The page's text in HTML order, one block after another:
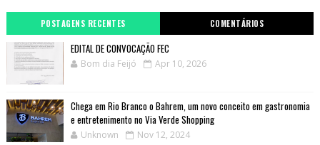
POSTAGENS RECENTES COMENTÁRIOS
EDITAL DE CONVOCAÇÃO FEC
Bom dia Feijó Apr 10, 2026
Chega em Rio Branco o Bahrem, um novo conceito em gastronomia
e entretenimento no Via Verde Shopping
Unknown Nov 12, 2024